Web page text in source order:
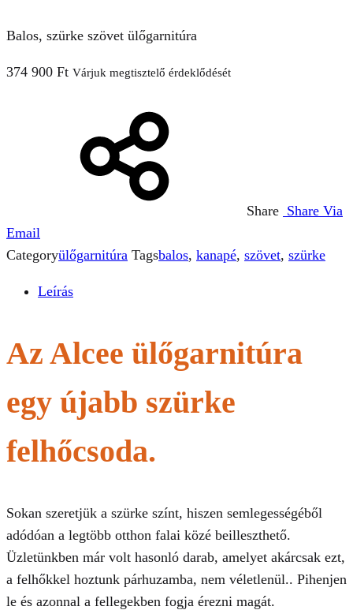
Balos, szürke szövet ülőgarnitúra
374 900 Ft Várjuk megtisztelő érdeklődését
Share Share Via
Email
Categoryülőgarnitúra Tagsbalos, kanapé, szövet, szürke
Leírás
Az Alcee ülőgarnitúra
egy újabb szürke
felhőcsoda.
Sokan szeretjük a szürke színt, hiszen semlegességéből
adódóan a legtöbb otthon falai közé beilleszthető.
Üzletünkben már volt hasonló darab, amelyet akárcsak ezt,
a felhőkkel hoztunk párhuzamba, nem véletlenül.. Pihenjen
le és azonnal a fellegekben fogja érezni magát.